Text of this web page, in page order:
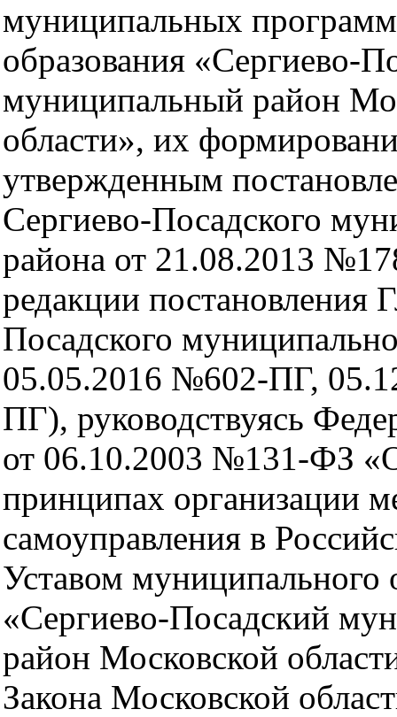
муниципальных
образования «Сергиево-
муниципальный район
области», их
утвержденным
Сергиево-Посадского
района от 21.08.2013
редакции постановления
Посадского
05.05.2016 №602-ПГ,
ПГ), руководствуясь
от 06.10.2003 №131-ФЗ
принципах организации
самоуправления в
Уставом муниципального
«Сергиево-Посадский
район Московской
Закона Московской